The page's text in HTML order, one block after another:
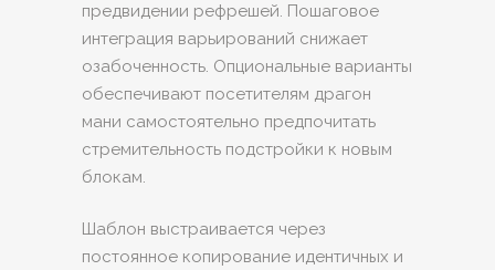
предвидении рефрешей. Пошаговое
интеграция варьирований снижает
озабоченность. Опциональные варианты
обеспечивают посетителям драгон
мани самостоятельно предпочитать
стремительность подстройки к новым
блокам.
Шаблон выстраивается через
постоянное копирование идентичных и